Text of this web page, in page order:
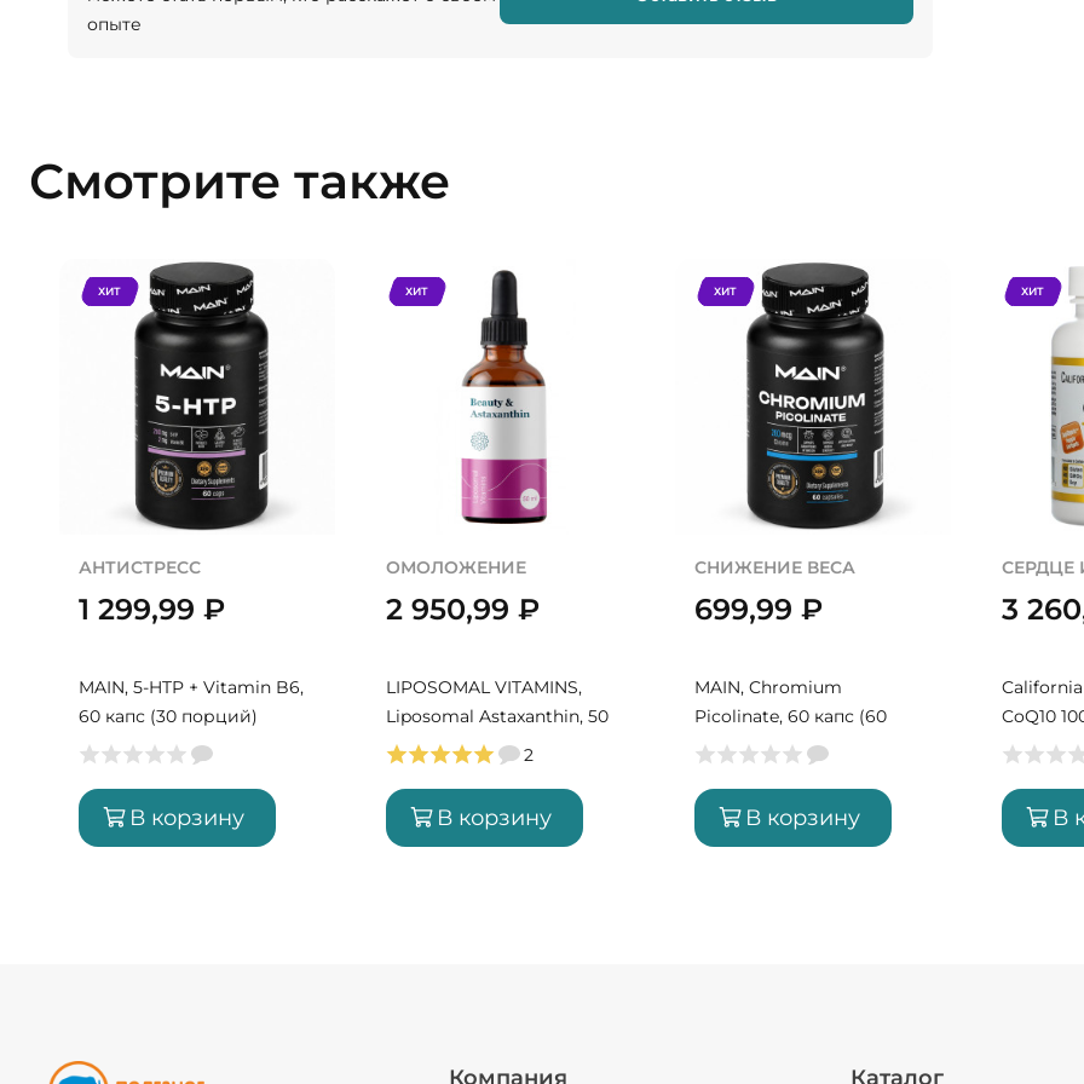
опыте
Смотрите также
ХИТ
АНТИСТРЕСС
1 299,99 ₽
MAIN, 5-HTP + Vitamin B6,
60 капс (30 порций)
В корзину
ХИТ
ОМОЛОЖЕНИЕ
2 950,99₽
LIPOSOMAL VITAMINS,
Liposomal Astaxanthin, 50
мл (50 порций) 2
В корзину
ХИТ
СНИЖЕНИЕ ВЕСА
699,99 ₽
MAIN, Chromium
Picolinate, 60 капс (60
порций)
В корзину
ХИТ
СЕРДЦЕ
3
CoQ10
В
Компания Каталог